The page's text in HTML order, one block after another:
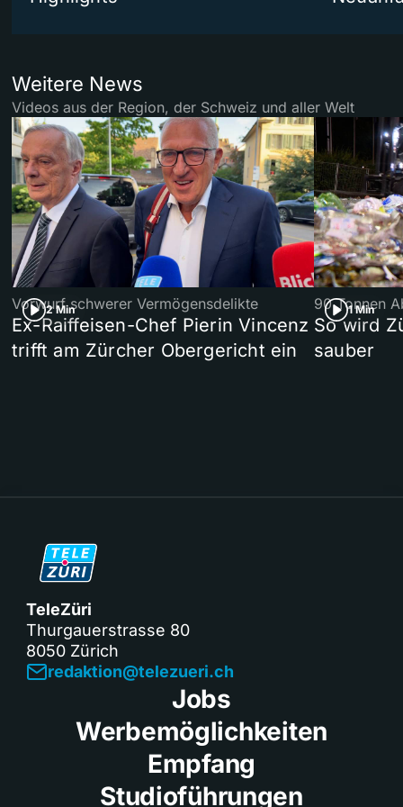
Weitere News
Videos aus der Region, der Schweiz und aller Welt
2 Min
Vorwurf schwerer Vermögensdelikte
Ex-Raiffeisen-Chef Pierin Vincenz
trifft am Zürcher Obergericht ein
1 Min
90 Tonnen
So wird
sauber
TeleZüri
Thurgauerstrasse 80
8050 Zürich
redaktion@telezueri.ch
Jobs
Werbemöglichkeiten
Empfang
Studioführungen